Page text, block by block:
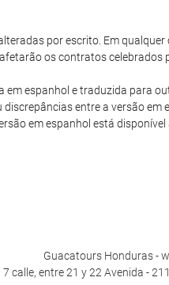
por escrito. Em
os contratos celebrados
espanhol e traduzida para
entre a versão
em espanhol está
Guacatours Honduras -
calle, entre 21 y 22 Avenida -